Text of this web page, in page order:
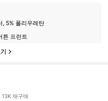
, 5% 폴리우레탄
튼 프런트
13K 재구매